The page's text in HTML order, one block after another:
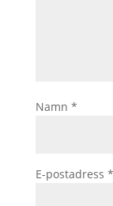
Namn *
E-postadress *